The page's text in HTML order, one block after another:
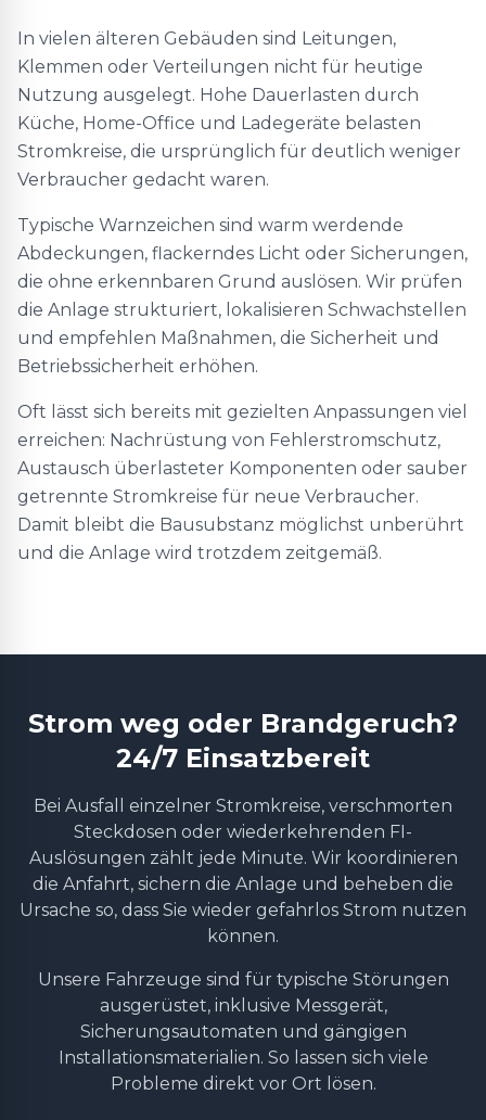
In vielen älteren Gebäuden sind Leitungen,
Klemmen oder Verteilungen nicht für heutige
Nutzung ausgelegt. Hohe Dauerlasten durch
Küche, Home-Office und Ladegeräte belasten
Stromkreise, die ursprünglich für deutlich weniger
Verbraucher gedacht waren.
Typische Warnzeichen sind warm werdende
Abdeckungen, flackerndes Licht oder Sicherungen,
die ohne erkennbaren Grund auslösen. Wir prüfen
die Anlage strukturiert, lokalisieren Schwachstellen
und empfehlen Maßnahmen, die Sicherheit und
Betriebssicherheit erhöhen.
Oft lässt sich bereits mit gezielten Anpassungen viel
erreichen: Nachrüstung von Fehlerstromschutz,
Austausch überlasteter Komponenten oder sauber
getrennte Stromkreise für neue Verbraucher.
Damit bleibt die Bausubstanz möglichst unberührt
und die Anlage wird trotzdem zeitgemäß.
Strom weg oder Brandgeruch?
24/7 Einsatzbereit
Bei Ausfall einzelner Stromkreise, verschmorten
Steckdosen oder wiederkehrenden FI-
Auslösungen zählt jede Minute. Wir koordinieren
die Anfahrt, sichern die Anlage und beheben die
Ursache so, dass Sie wieder gefahrlos Strom nutzen
können.
Unsere Fahrzeuge sind für typische Störungen
ausgerüstet, inklusive Messgerät,
Sicherungsautomaten und gängigen
Installationsmaterialien. So lassen sich viele
Probleme direkt vor Ort lösen.